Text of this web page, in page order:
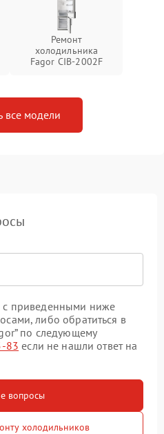
Ремонт
холодильника
Fagor CIB-2002F
все модели
с приведенными ниже
либо обратиться в
по следующему
83 если не нашли ответ на
вопросы
холодильников